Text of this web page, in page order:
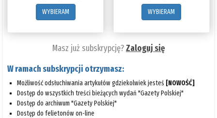
WYBIERAM
WYBIERAM
Masz już subskrypcję?Zaloguj się
W ramach subskrypcji otrzymasz:
Możliwość odsłuchiwania artykułów gdziekolwiek jesteś [NOWOŚĆ]
Dostęp do wszystkich treści bieżących wydań "Gazety Polskiej"
Dostęp do archiwum "Gazety Polskiej"
Dostęp do felietonów on-line